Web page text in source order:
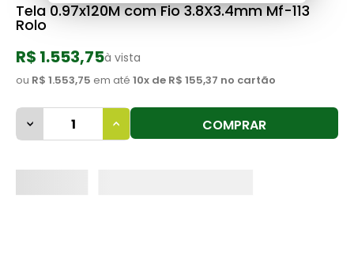
Tela 0.97x120M com Fio 3.8X3.4mm Mf-113
Rolo
R$ 1.553,75à vista
ou R$ 1.553,75 em até 10x de R$ 155,37 no cartão
COMPRAR
6º
telha
cimento
10
janela